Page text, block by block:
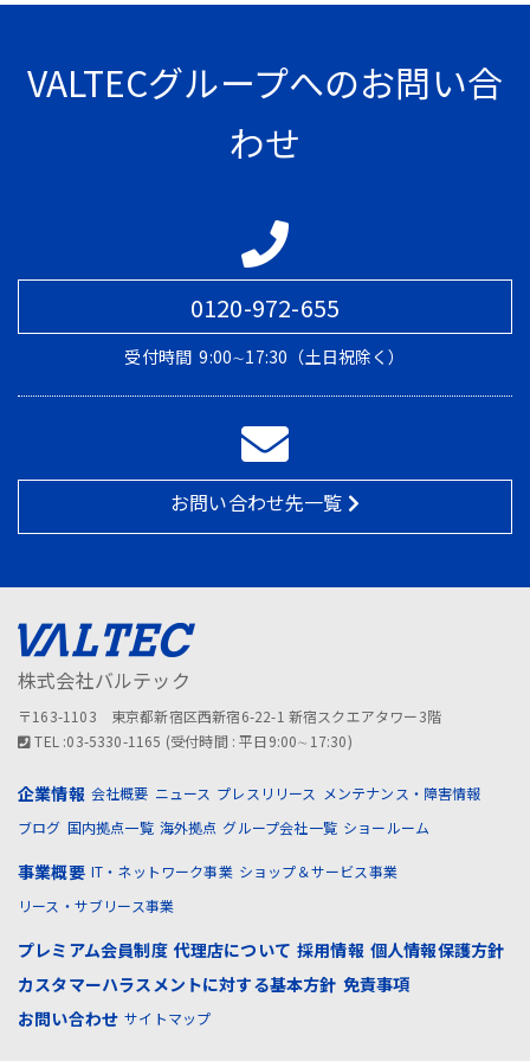
VALTECグループへのお問い合
わせ
0120-972-655
受付時間 9:00∼17:30（土日祝除く）
お問い合わせ先一覧
株式会社バルテック
〒163-1103 東京都新宿区西新宿6-22-1 新宿スクエアタワー3階
TEL :03-5330-1165 (受付時間 : 平日9:00∼17:30)
企業情報 会社概要 ニュース プレスリリース
メンテナンス・障害情報
ブログ 国内拠点一覧 海外拠点 グループ会社一覧 ショールーム
事業概要 IT・ネットワーク事業 ショップ＆サービス事業
リース・サブリース事業
プレミアム会員制度 代理店について 採用情報 個人情報保護方針
カスタマーハラスメントに対する基本方針 免責事項
お問い合わせ サイトマップ